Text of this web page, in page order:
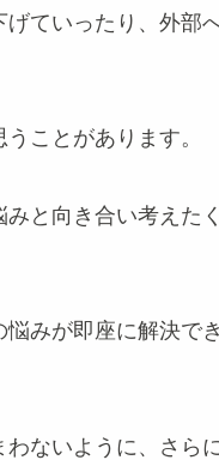
ていったり、外部
ことがあります。
と向き合い考えた
みが即座に解決で
ないように、さら